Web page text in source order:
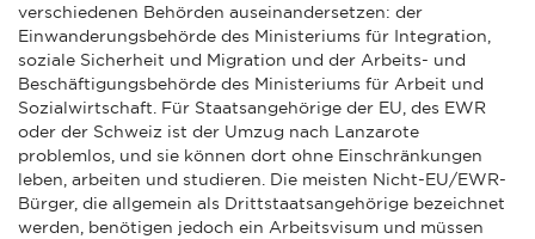
verschiedenen Behörden auseinandersetzen: der
Einwanderungsbehörde des Ministeriums für Integration,
soziale Sicherheit und Migration und der Arbeits- und
Beschäftigungsbehörde des Ministeriums für Arbeit und
Sozialwirtschaft. Für Staatsangehörige der EU, des EWR
oder der Schweiz ist der Umzug nach Lanzarote
problemlos, und sie können dort ohne Einschränkungen
leben, arbeiten und studieren. Die meisten Nicht-EU/EWR-
Bürger, die allgemein als Drittstaatsangehörige bezeichnet
werden, benötigen jedoch ein Arbeitsvisum und müssen